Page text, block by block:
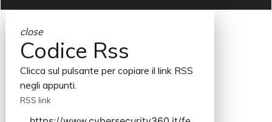
close
Codice Rss
Clicca sul pulsante per copiare il link RSS
negli appunti.
RSS link